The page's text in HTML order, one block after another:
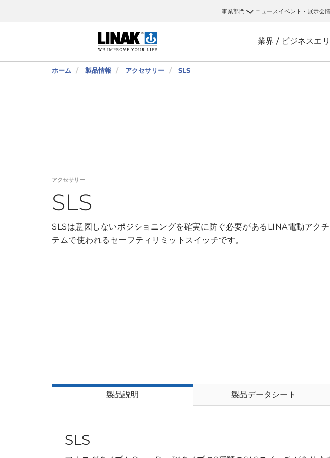
事業部門 ニュース イベント・展示会
業界 / ビジネスエ
ホーム 製品情報 アクセサリー SLS
アクセサリー
SLS
SLSは意図しないポジショニングを確実に防ぐ必要があるLINA電動アク
テムで使われるセーフティリミットスイッチです。
製品説明 製品データシート
SLS